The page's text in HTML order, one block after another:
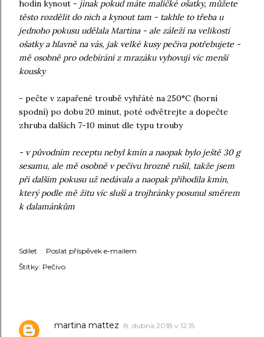
hodin kynout - jinak pokud máte maličké ošatky, můžete
těsto rozdělit do nich a kynout tam - takhle to třeba u
jednoho pokusu udělala Martina - ale záleží na velikosti
ošatky a hlavně na vás, jak velké kusy pečiva potřebujete -
mě osobně pro odebírání z mrazáku vyhovují víc menší
kousky
- pečte v zapařené troubě vyhřáté na 250°C (horní
spodní) po dobu 20 minut, poté odvětrejte a dopečte
zhruba dalších 7-10 minut dle typu trouby
- v původním receptu nebyl kmín a naopak bylo ještě 30 g
sesamu, ale mě osobně v pečivu hrozně rušil, takže jsem
při dalším pokusu už nedávala a naopak přihodila kmín,
který podle mě žitu víc sluší a trojhránky posunul směrem
k dalamánkům
Sdílet
Poslat příspěvek e-mailem
Štítky: Pečivo
martina mattez 8. dubna 2018 v 12:15